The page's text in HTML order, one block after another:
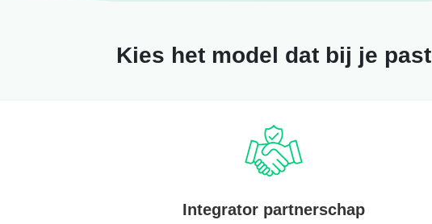
Kies het model dat bij je past
Integrator partnerschap